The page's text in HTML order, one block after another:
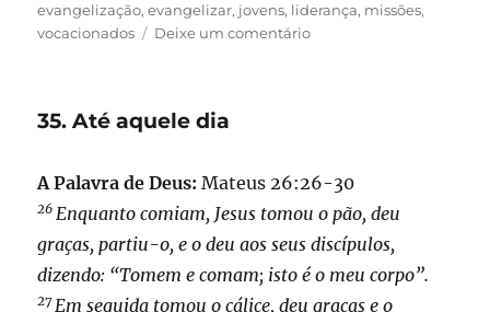
evangelização,evangelizar, jovens, liderança, missões,
vocacionados
Deixe um comentárioem
35. Até aquele dia
A Palavra de Deus:Mateus 26:26-30
26 Enquanto comiam, Jesus tomou o pão, deu
graças, partiu-o, e o deu aos seus discípulos,
dizendo: “Tomem e comam; isto é o meu corpo”.
27Em seguida tomou o cálice, deu graças e o